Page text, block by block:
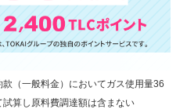
（一般料金）においてガス使用量36
算し原料費調達額は含まない